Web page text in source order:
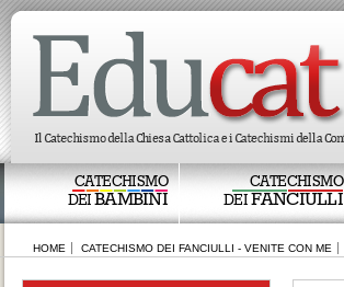
CATECHISMO
DEIBAMBINI
CATECHISMO
DEIFANCIULLI
HOME CATECHISMO DEI FANCIULLI - VENITE CON ME